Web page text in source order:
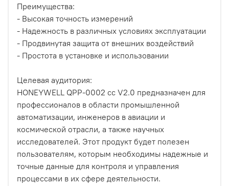
Преимущества:
- Высокая точность измерений
- Надежность в различных условиях эксплуатации
- Продвинутая защита от внешних воздействий
- Простота в установке и использовании
Целевая аудитория:
HONEYWELL QPP-0002 cc V2.0 предназначен для
профессионалов в области промышленной
автоматизации, инженеров в авиации и
космической отрасли, а также научных
исследователей. Этот продукт будет полезен
пользователям, которым необходимы надежные и
точные данные для контроля и управления
процессами в их сфере деятельности.